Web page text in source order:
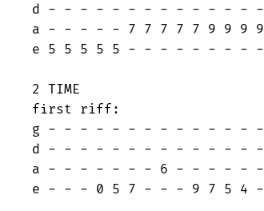
d - - - - - - - - - - - - -
a - - - - - 7 7 7 7 7 9 9 9 9
e 5 5 5 5 5 - - - - - - - -
2 TIME
first riff:
g - - - - - - - - - - - - - -
d - - - - - - - - - - - - - -
a - - - - - - - 6 - - - - - -
e - - - 0 5 7 - - - 9 7 5 4